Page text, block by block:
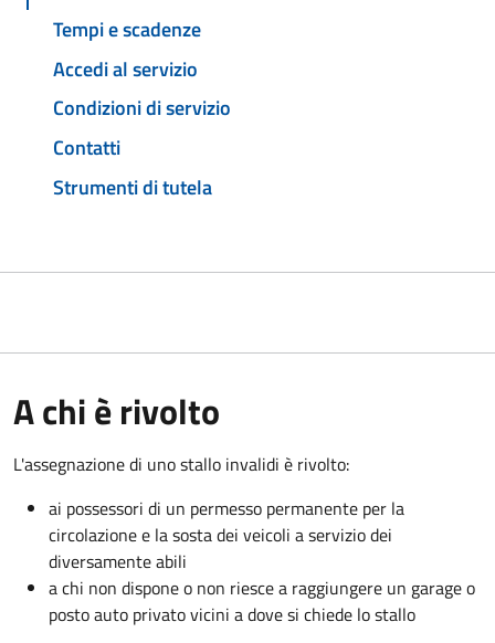
Tempi e scadenze
Accedi al servizio
Condizioni di servizio
Contatti
Strumenti di tutela
A chi è rivolto
L'assegnazione di uno stallo invalidi è rivolto:
ai possessori di un permesso permanente per la
circolazione e la sosta dei veicoli a servizio dei
diversamente abili
a chi non dispone o non riesce a raggiungere un garage o
posto auto privato vicini a dove si chiede lo stallo